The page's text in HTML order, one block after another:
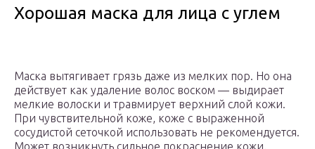
Хорошая маска для лица с углем
Маска вытягивает грязь даже из мелких пор. Но она
действует как удаление волос воском — выдирает
мелкие волоски и травмирует верхний слой кожи.
При чувствительной коже, коже с выраженной
сосудистой сеточкой использовать не рекомендуется.
Может возникнуть сильное покраснение кожи,